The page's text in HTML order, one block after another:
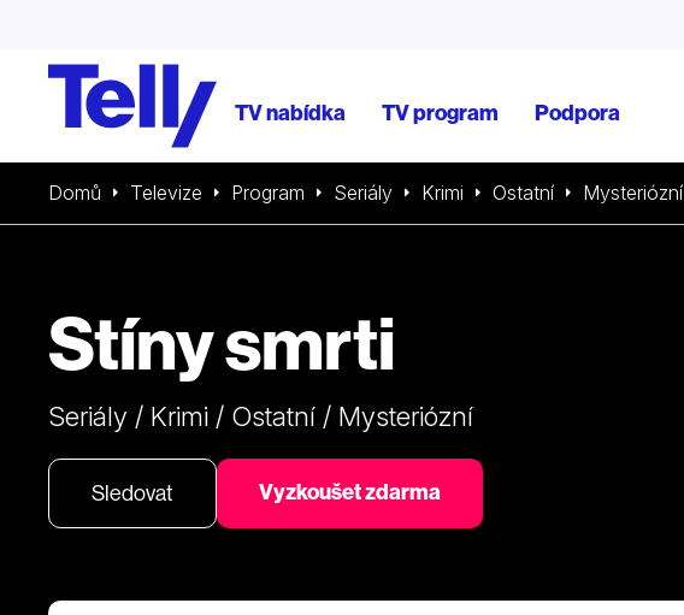
TV nabídka TV program Podpora
Domů Televize Program Seriály Krimi Ostatní Mysteriózní
Stíny smrti
Seriály / Krimi / Ostatní / Mysteriózní
Sledovat Vyzkoušet zdarma